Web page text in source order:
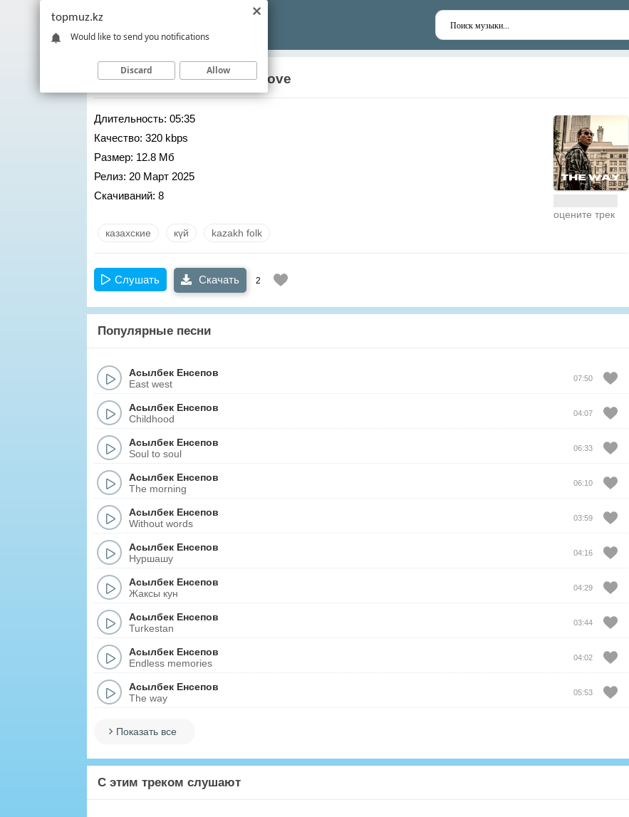
Асылбек Енсепов– New love
Длительность: 05:35
Качество: 320 kbps
Размер: 12.8 Мб
Релиз: 20 Март 2025
Скачиваний: 8
оцените трек
казахские күй kazakh folk
Слушать Скачать 2
Популярные песни
Асылбек Енсепов
East west
07:50
Асылбек Енсепов
Childhood
04:07
Асылбек Енсепов
Soul to soul
06:33
Асылбек Енсепов
The morning
06:10
Асылбек Енсепов
Without words
03:59
Асылбек Енсепов
Нуршашу
04:16
Асылбек Енсепов
Жаксы кун
04:29
Асылбек Енсепов
Turkestan
03:44
Асылбек Енсепов
Endless memories
04:02
Асылбек Енсепов
The way
05:53
Показать все
С этим треком слушают
topmuz.kz
Would like to send you notifications
Discard Allow